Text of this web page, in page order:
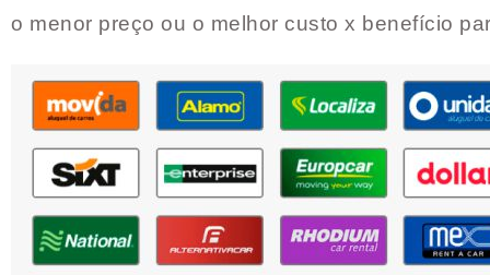
o menor preço ou o melhor custo x benefício